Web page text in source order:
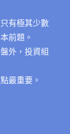
有極其少數
前題。
外，投資組
最重要。